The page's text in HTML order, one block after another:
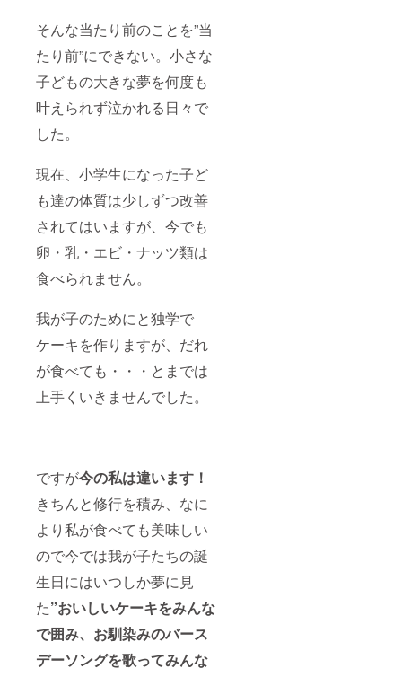
そんな当たり前のことを”当
たり前”にできない。小さな
子どもの大きな夢を何度も
叶えられず泣かれる日々で
した。
現在、小学生になった子ど
も達の体質は少しずつ改善
されてはいますが、今でも
卵・乳・エビ・ナッツ類は
食べられません。
我が子のためにと独学で
ケーキを作りますが、だれ
が食べても・・・とまでは
上手くいきませんでした。
ですが今の私は違います！
きちんと修行を積み、なに
より私が食べても美味しい
ので今では我が子たちの誕
生日にはいつしか夢に見
た”おいしいケーキをみんな
で囲み、お馴染みのバース
デーソングを歌ってみんな